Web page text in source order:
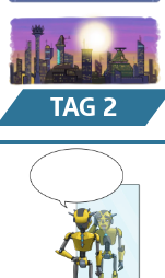
TAG 2